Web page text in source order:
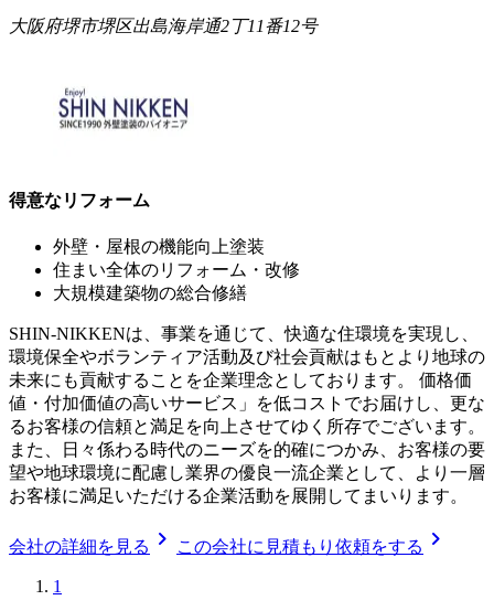
大阪府堺市堺区出島海岸通2丁11番12号
得意なリフォーム
外壁・屋根の機能向上塗装
住まい全体のリフォーム・改修
大規模建築物の総合修繕
SHIN-NIKKENは、事業を通じて、快適な住環境を実現し、
環境保全やボランティア活動及び社会貢献はもとより地球の
未来にも貢献することを企業理念としております。 価格価
値・付加価値の高いサービス」を低コストでお届けし、更な
るお客様の信頼と満足を向上させてゆく所存でございます。
また、日々係わる時代のニーズを的確につかみ、お客様の要
望や地球環境に配慮し業界の優良一流企業として、より一層
お客様に満足いただける企業活動を展開してまいります。
会社の詳細を見る chevron_right この会社に見積もり依頼をする chevron_right
1